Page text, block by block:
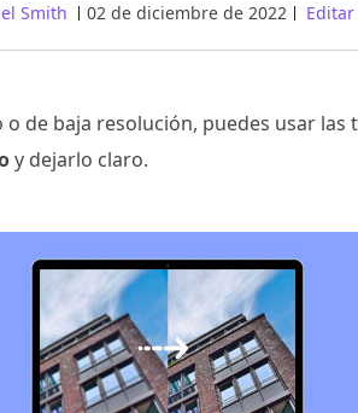
Smith 02 de diciembre de 2022
de baja resolución, puedes usar las
y dejarlo claro.